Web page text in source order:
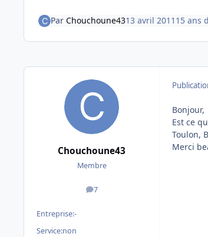
Par Chouchoune4313 avril 2011 15 ans
Chouchoune43
Membre
7
messages
Entreprise:-
Service:non
Bonjour,
Est ce
Toulon,
Merci